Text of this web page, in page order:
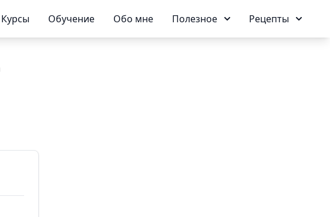
Курсы Обучение Обо мне Полезное Рецепты